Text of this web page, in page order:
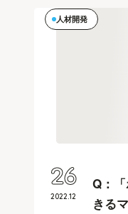
人材開発
Q：
きる
2022.12
26